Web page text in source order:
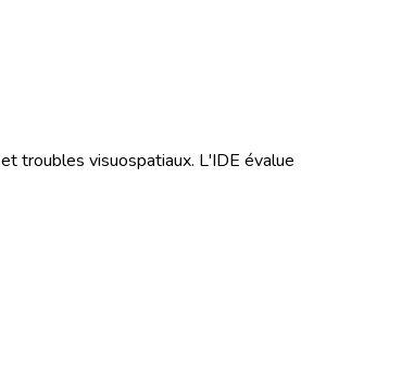
et troubles visuospatiaux. L'IDE évalue